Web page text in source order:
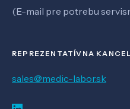
(E-mail pre potrebu
REPREZENTATÍVNA
sales@medic-labor.sk